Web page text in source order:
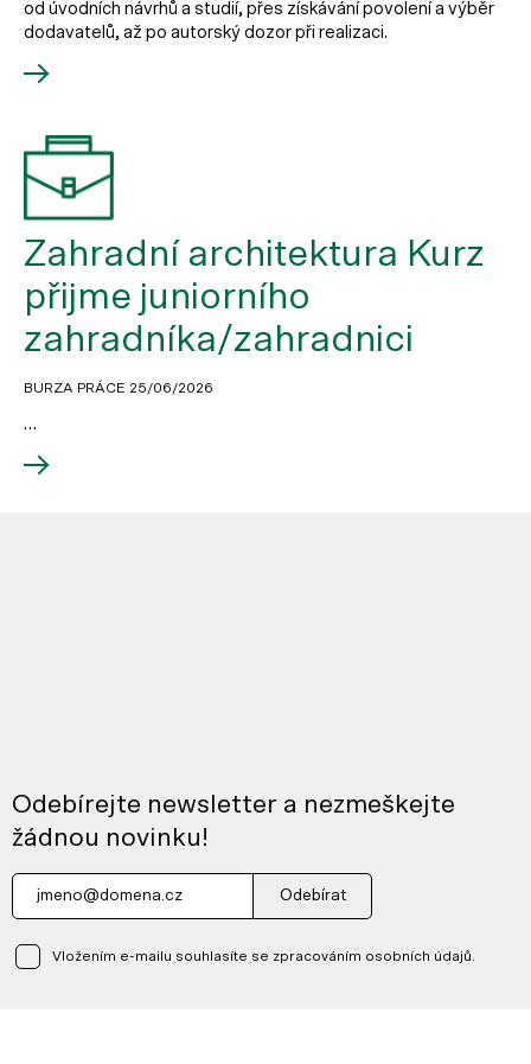
od úvodních návrhů a studií, přes získávání povolení a výběr
dodavatelů, až po autorský dozor při realizaci.
Zahradní architektura Kurz
přijme juniorního
zahradníka/zahradnici
BURZA PRÁCE 25/06/2026
…
Odebírejte newsletter a nezmeškejte
žádnou novinku!
Odebírat
Vložením e-mailu souhlasíte se zpracováním osobních údajů.